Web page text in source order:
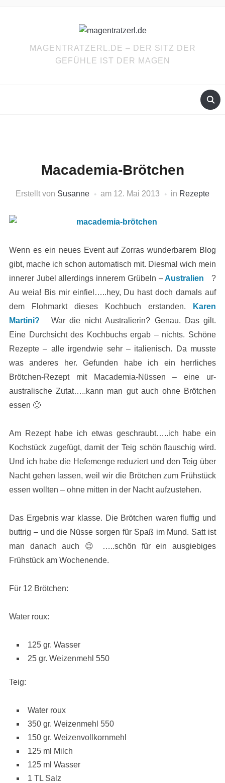
MAGENTRATZERL.DE – DER SITZ DER
GEFÜHLE IST DER MAGEN
Macademia-Brötchen
Erstellt von Susanne am 12. Mai 2013 in Rezepte
Wenn es ein neues Event auf Zorras wunderbarem Blog
gibt, mache ich schon automatisch mit. Diesmal wich mein
innerer Jubel allerdings innerem Grübeln –Australien
?
Au weia! Bis mir einfiel…..hey, Du hast doch damals auf
dem Flohmarkt dieses Kochbuch erstanden.
Karen
Martini?
War die nicht Australierin? Genau. Das gilt.
Eine Durchsicht des Kochbuchs ergab – nichts. Schöne
Rezepte – alle irgendwie sehr – italienisch. Da musste
was anderes her. Gefunden habe ich ein herrliches
Brötchen-Rezept mit Macademia-Nüssen – eine ur-
australische Zutat…..kann man gut auch ohne Brötchen
essen 🙂
Am Rezept habe ich etwas geschraubt…..ich habe ein
Kochstück zugefügt, damit der Teig schön flauschig wird.
Und ich habe die Hefemenge reduziert und den Teig über
Nacht gehen lassen, weil wir die Brötchen zum Frühstück
essen wollten – ohne mitten in der Nacht aufzustehen.
Das Ergebnis war klasse. Die Brötchen waren fluffig und
buttrig – und die Nüsse sorgen für Spaß im Mund. Satt ist
man danach auch 😉 …..schön für ein ausgiebiges
Frühstück am Wochenende.
Für 12 Brötchen:
Water roux:
125 gr. Wasser
25 gr. Weizenmehl 550
Teig:
Water roux
350 gr. Weizenmehl 550
150 gr. Weizenvollkornmehl
125 ml Milch
125 ml Wasser
1 TL Salz